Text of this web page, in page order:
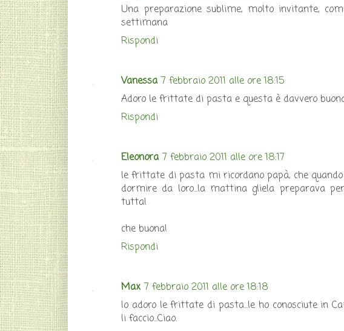
Una preparazione sublime, molto invitante,
settimana
Rispondi
Vanessa 7 febbraio 2011 alle ore 18:15
Adoro le frittate di pasta e questa è davvero
Rispondi
Eleonora 7 febbraio 2011 alle ore 18:17
le frittate di pasta mi ricordano papà, che
dormire da loro...la mattina gliela preparava
tutta!
che buona!
Rispondi
Max 7 febbraio 2011 alle ore 18:18
Io adoro le frittate di pasta...le ho conosciute in
li faccio...Ciao.